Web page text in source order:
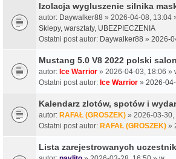
Izolacja wygluszenie silnika
autor: Daywalker88 » 2026-04-08, 13:04
Sklepy, warsztaty, UBEZPIECZENIA
Ostatni post autor: Daywalker88 » 2026-
Mustang 5.0 V8 2022 polski salon
autor: Ice Warrior » 2026-04-03, 18:06 »
Ostatni post autor: Ice Warrior » 2026-
Kalendarz zlotów, spotów i
autor: RAFAŁ (GROSZEK) » 2026-03-30,
Ostatni post autor: RAFAŁ (GROSZEK) »
Lista zarejestrowanych